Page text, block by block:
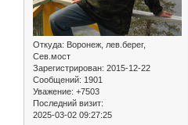
Откуда: Воронеж, лев.берег,
Сев.мост
Зарегистрирован: 2015-12-22
Сообщений: 1901
Уважение: +7503
Последний визит:
2025-03-02 09:27:25